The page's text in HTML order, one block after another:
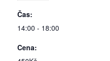
Čas:
14:00 - 18:00
Cena: